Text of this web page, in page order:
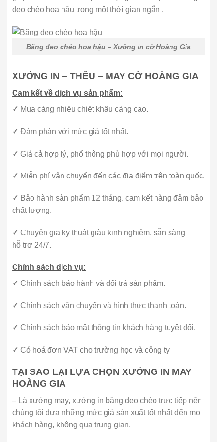
đeo chéo hoa hậu trong một thời gian ngắn .
Băng đeo chéo hoa hậu – Xưởng in cờ Hoàng Gia
XƯỞNG IN – THÊU – MAY CỜ HOÀNG GIA
Cam kết về dịch vụ sản phẩm:
✓ Mua càng nhiều chiết khấu càng cao.
✓ Đàm phán với mức giá tốt nhất.
✓ Giá cả hợp lý, phổ thông phù hợp với mọi người.
✓ Miễn phí vận chuyển đến các địa điểm trên toàn quốc.
✓ Bảo hành sản phẩm 12 tháng. cam kết hàng đảm bảo
chất lượng.
✓ Chuyên gia kỹ thuật giàu kinh nghiệm, sẵn sàng
hỗ trợ 24/7.
Chính sách dịch vụ:
✓ Chính sách bảo hành và đổi trả sản phẩm.
✓ Chính sách vận chuyển và hình thức thanh toán.
✓ Chính sách bảo mật thông tin khách hàng tuyệt đối.
✓ Có hoá đơn VAT cho trường học và công ty
TẠI SAO LẠI LỰA CHỌN XƯỞNG IN MAY
HOÀNG GIA
– Là xưởng may, xưởng in băng đeo chéo trực tiếp nên
chúng tôi đưa những mức giá sản xuất tốt nhất đến mọi
khách hàng, không qua trung gian.